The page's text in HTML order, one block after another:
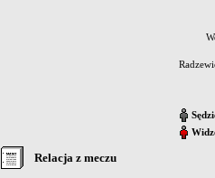
Relacja z meczu